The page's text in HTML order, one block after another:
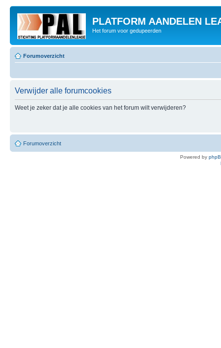
PLATFORM AANDELEN
Het forum voor gedupeerden
Forumoverzicht
Verwijder alle forumcookies
Weet je zeker dat je alle cookies van het forum wilt verwijderen?
Forumoverzicht
Powered by